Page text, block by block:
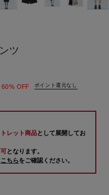
ツ
60% OFF ポイント還元なし
レット商品として展開してお
となります。
こちらをご確認ください。